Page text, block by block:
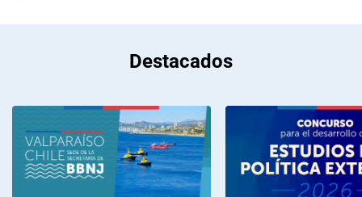
Destacados